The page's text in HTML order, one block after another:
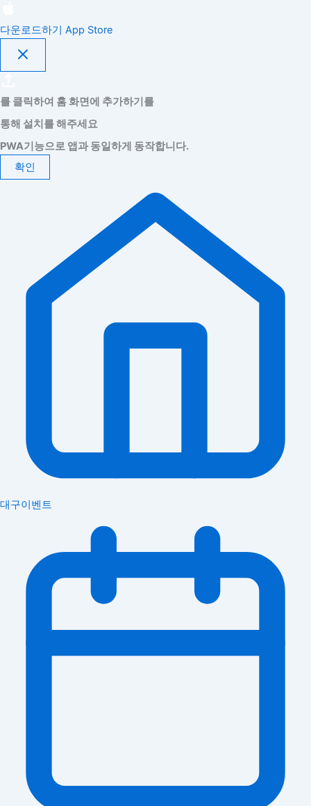
다운로드하기 App Store
를 클릭하여 홈 화면에 추가하기를
통해 설치를 해주세요
PWA기능으로 앱과 동일하게 동작합니다.
확인
대구이벤트